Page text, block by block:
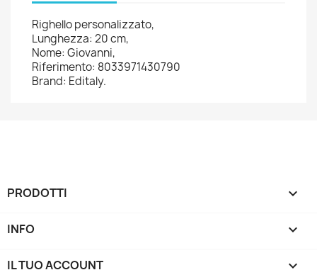
Righello personalizzato,
Lunghezza: 20 cm,
Nome: Giovanni,
Riferimento: 8033971430790
Brand: Editaly.
PRODOTTI 
INFO 
IL TUO ACCOUNT 